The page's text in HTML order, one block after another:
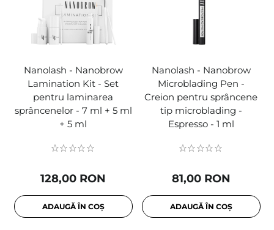
Nanolash - Nanobrow
Lamination Kit - Set
pentru laminarea
sprâncenelor - 7 ml + 5 ml
+ 5 ml
128,00 RON
ADAUGĂ ÎN COȘ
Nanolash - Nanobrow
Microblading Pen -
Creion pentru sprâncene
tip microblading -
Espresso - 1 ml
81,00 RON
ADAUGĂ ÎN COȘ